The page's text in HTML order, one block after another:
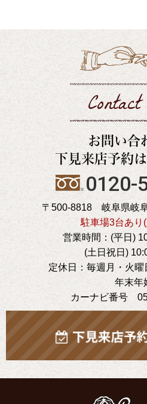
お問い合
下見来店予約
0120-
〒500-8818 岐阜県岐
駐車場3台あり
営業時間：(平日)
(土日祝日)
定休日：毎週月・火曜
年末年
カーナビ番号